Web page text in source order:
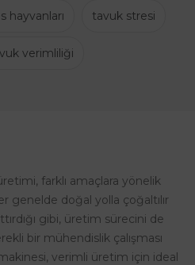
hayvanları tavuk stresi
verimliliği
farklı amaçlara yönelik
genelde doğal yolla çoğaltılır
gibi, üretim sürecini de
bir mühendislik çalışması
verimli üretim için ideal